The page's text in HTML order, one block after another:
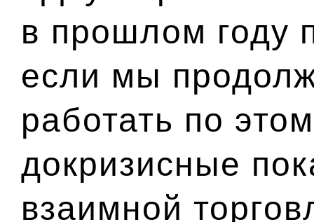
в прошлом году
если мы
работать по
докризисные
взаимной